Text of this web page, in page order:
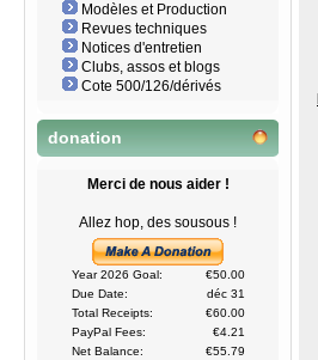
Modèles et Production
Revues techniques
Notices d'entretien
Clubs, assos et blogs
Cote 500/126/dérivés
donation
Merci de nous aider !
Allez hop, des sousous !
Year 2026 Goal:
€50.00
Due Date:
déc 31
Total Receipts:
€60.00
PayPal Fees:
€4.21
Net Balance:
€55.79